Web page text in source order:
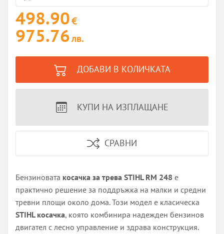
498.90€
975.76лв.
ДОБАВИ В КОЛИЧКАТА
КУПИ НА ИЗПЛАЩАНЕ
СРАВНИ
Бензиновата косачка за трева STIHL RM 248 е
практично решение за поддръжка на малки и средни
тревни площи около дома. Този модел е класическа
STIHL косачка, която комбинира надежден бензинов
двигател с лесно управление и здрава конструкция.